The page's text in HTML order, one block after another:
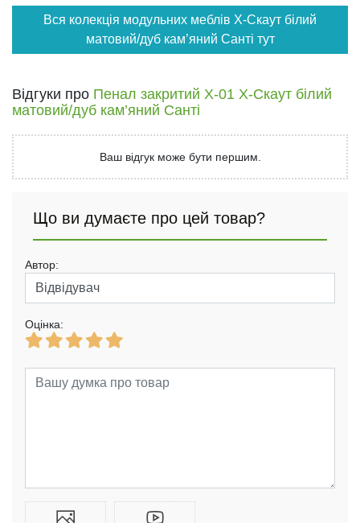
Вся колекція модульних меблів X-Скаут білий
матовий/дуб кам’яний Санті тут
Відгуки про Пенал закритий Х-01 X-Скаут білий
матовий/дуб кам’яний Санті
Ваш відгук може бути першим.
Що ви думаєте про цей товар?
Автор:
Оцінка: